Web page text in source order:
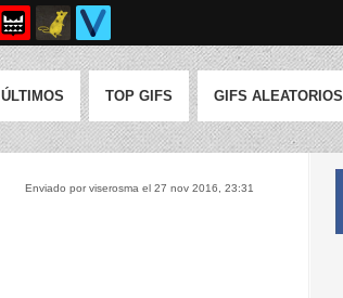
ÚLTIMOS TOP GIFS GIFS ALEATORIOS
Enviado por viserosma el 27 nov 2016, 23:31